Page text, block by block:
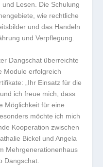
Lesen. Die Schulung
wie rechtliche
und das Handeln
und Verpflegung.
Dangschat überreichte
Module erfolgreich
„Ihr Einsatz für die
ich freue mich, dass
Möglichkeit für eine
möchte ich mich
Kooperation zwischen
Bickel und Angela
Mehrgenerationenhaus
Dangschat.